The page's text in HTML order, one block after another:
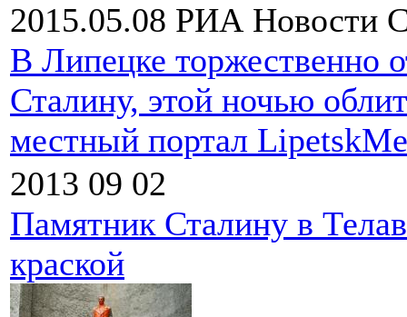
2015.05.08 РИА Новости
В Липецке торжественно
Сталину, этой ночью
местный портал
2013 09 02
Памятник Сталину в
краской